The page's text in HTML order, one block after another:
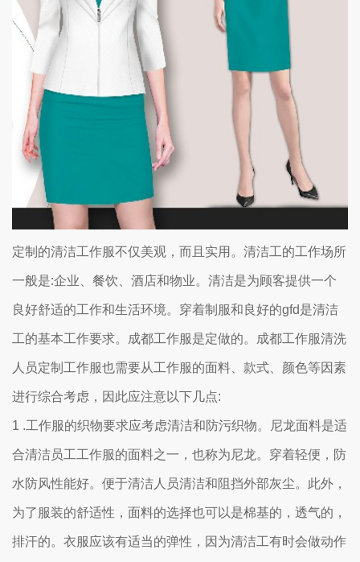
定制的清洁工作服不仅美观，而且实用。清洁工的工作场所
一般是:企业、餐饮、酒店和物业。清洁是为顾客提供一个
良好舒适的工作和生活环境。穿着制服和良好的gfd是清洁
工的基本工作要求。成都工作服是定做的。成都工作服清洗
人员定制工作服也需要从工作服的面料、款式、颜色等因素
进行综合考虑，因此应注意以下几点:
1 .工作服的织物要求应考虑清洁和防污织物。尼龙面料是适
合清洁员工工作服的面料之一，也称为尼龙。穿着轻便，防
水防风性能好。便于清洁人员清洁和阻挡外部灰尘。此外，
为了服装的舒适性，面料的选择也可以是棉基的，透气的，
排汗的。衣服应该有适当的弹性，因为清洁工有时会做动作